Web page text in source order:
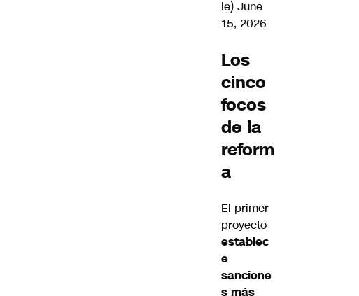
le) June
15, 2026
Los
cinco
focos
de la
reform
a
El primer
proyecto
establec
e
sancione
s más